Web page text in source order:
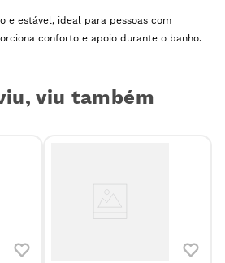
e estável, ideal para pessoas com
conforto e apoio durante o banho.
viu também